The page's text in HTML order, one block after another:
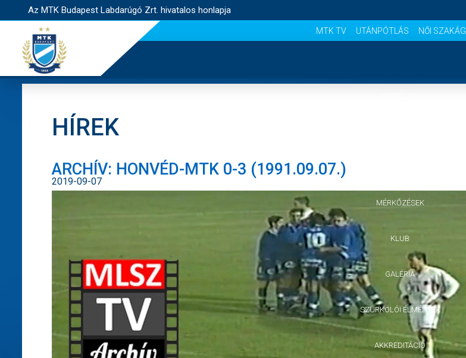
Az MTK Budapest Labdarúgó Zrt. hivatalos honlapja
MTK TV UTÁNPÓTLÁS NŐI SZAKÁG
MÉRKŐZÉSEK
KLUB
GALÉRIA
SZURKOLÓI ÉLMÉNYEK
AKKREDITÁCIÓ
HÍREK
ARCHÍV: HONVÉD-MTK 0-3 (1991.09.07.)
2019-09-07